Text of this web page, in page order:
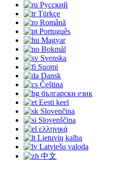
Русский
Türkçe
Română
Português
Magyar
Bokmål
Svenska
Suomi
Dansk
Čeština
български език
Eesti keel
Slovenčina
Slovenščina
ελληνικά
Lietuvių kalba
Latviešu valoda
中文